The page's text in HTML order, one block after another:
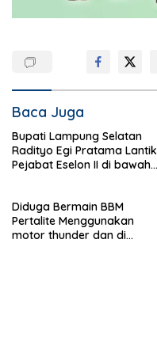
Baca Juga
Bupati Lampung Selatan
Radityo Egi Pratama Lantik
Pejabat Eselon II di bawah
Diduga Bermain BBM
Pertalite Menggunakan
motor thunder dan di